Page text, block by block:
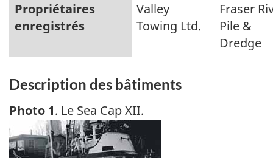
Propriétaires
enregistrés
Valley
Towing Ltd.
Fraser
Pile &
Dredge
Description des bâtiments
Photo 1. Le Sea Cap XII.
Image